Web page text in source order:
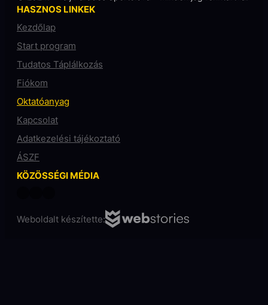
HASZNOS LINKEK
Kezdőlap
Start program
Tudatos Táplálkozás
Fiókom
Oktatóanyag
Kapcsolat
Adatkezelési tájékoztató
ÁSZF
KÖZÖSSÉGI MÉDIA
Weboldalt készítette: